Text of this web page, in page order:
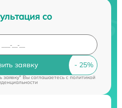
со
заявку
заявку" Вы соглашаетесь cполитикой